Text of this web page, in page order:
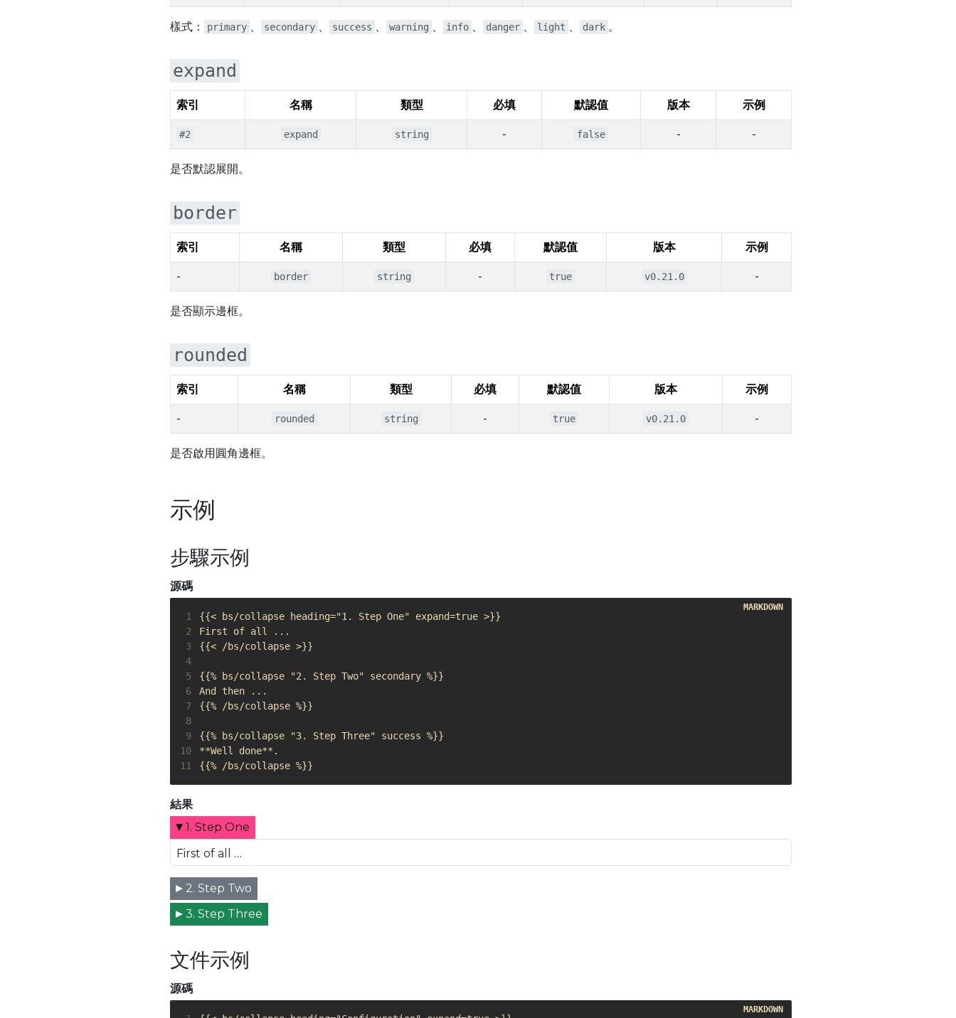
樣式： primary 、 secondary 、 success 、 warning 、 info 、 danger 、 light 、 dark 。
expand
索引 名稱 類型 必填 默認值 版本 示例
#2 expand string - false - -
是否默認展開。
border
索引 名稱 類型 必填 默認值 版本 示例
- border string - true v0.21.0 -
是否顯示邊框。
rounded
索引 名稱 類型 必填 默認值 版本 示例
- rounded string - true v0.21.0 -
是否啟用圓角邊框。
示例
步驟示例
源碼
1
2
3
4
5
6
7
8
9
10
**Well done**
11
{{% /bs/collapse %}}
結果
1. Step One
First of all …
2. Step Two
3. Step Three
文件示例
源碼